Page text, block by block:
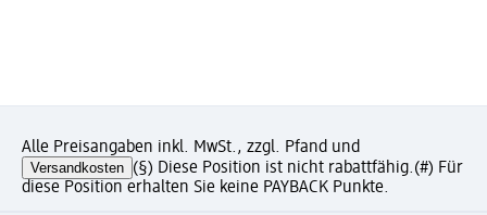
Alle Preisangaben inkl. MwSt., zzgl. Pfand und
Versandkosten (§) Diese Position ist nicht rabattfähig.(#) Für
diese Position erhalten Sie keine PAYBACK Punkte.